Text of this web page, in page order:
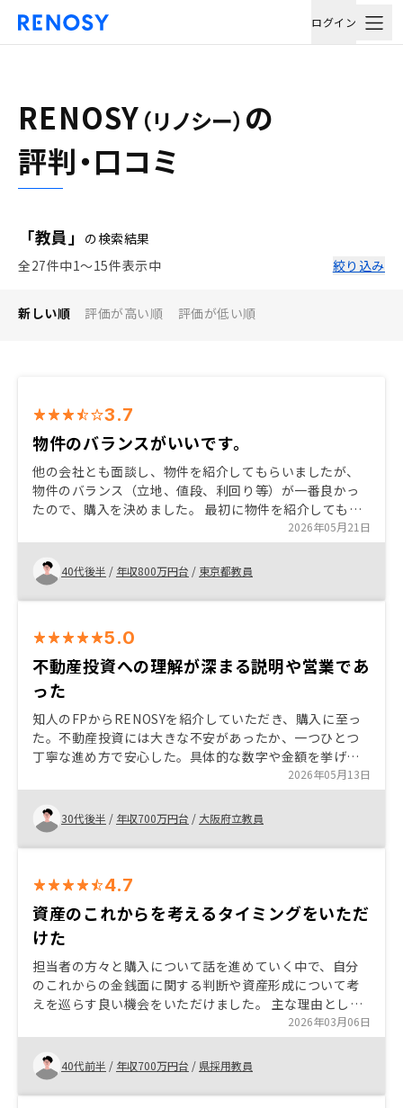
ログイン
RENOSY （リノシー） の
評判・口コミ
「教員」 の検索結果
全27件中1〜15件表示中
絞り込み
新しい順 評価が高い順 評価が低い順
3.7
物件のバランスがいいです。
他の会社とも面談し、物件を紹介してもらいましたが、
物件のバランス（立地、値段、利回り等）が一番良かっ
たので、購入を決めました。 最初に物件を紹介してもら
った際、家族に相談する時間をくださいと伝えたら、い
い物件だから売れてしまうかもしれませんが、焦らず考
えてください。と言ってくださったのも、決め手の一つ
になりました。 最初にネットで登録した際、折り返しか
かってきた電話番号がネットに出ていたのと異なり、出
前に知らせていただきたです。 また、最初の電話で、収
入などの個人情報を口頭で聞かれたのも驚きました。 他
の会社は、面談をしてからだったので、その辺りは配慮
してほしかったです。
2026年05月21日
40代後半 / 年収800万円台 / 東京都教員
5.0
不動産投資への理解が深まる説明や営業であ
った
知人のFPからRENOSYを紹介していただき、購入に至っ
た。不動産投資には大きな不安があったか、一つひとつ
丁寧な進め方で安心した。具体的な数字や金額を挙げて
数年後の結果やリスクについても明確にイメージでき
た。営業もこちらの納得感を大事に進めていただいた。
2026年05月13日
30代後半 / 年収700万円台 / 大阪府立教員
4.7
資産のこれからを考えるタイミングをいただ
けた
担当者の方々と購入について話を進めていく中で、自分
のこれからの金銭面に関する判断や資産形成について考
えを巡らす良い機会をいただけました。 主な理由とし
て、長期的に資産形成をしていく投資と捉え、定額を費
やしていきつつ、今必要な資金を振り分けられるローン
に額というところで自分の生活で担える責任内であった
という判断ができたというものが購入の決め手となっ
た。 資産形成ローンを軸に、生活の資産運用や資産形成
2026年03月06日
40代前半 / 年収700万円台 / 県採用教員